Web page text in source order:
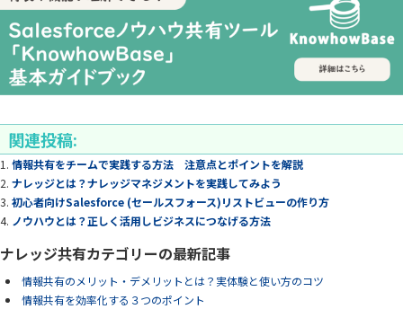
関連投稿:
情報共有をチームで実践する方法 注意点とポイントを解説
ナレッジとは？ナレッジマネジメントを実践してみよう
初心者向けSalesforce (セールスフォース)リストビューの作り方
ノウハウとは？正しく活用しビジネスにつなげる方法
ナレッジ共有カテゴリーの最新記事
情報共有のメリット・デメリットとは？実体験と使い方のコツ
情報共有を効率化する３つのポイント